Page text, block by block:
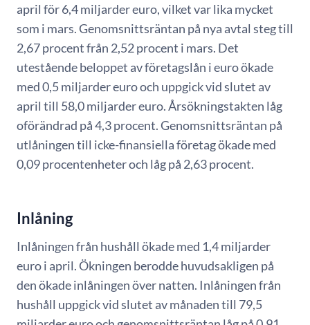
april för 6,4 miljarder euro, vilket var lika mycket
som i mars. Genomsnittsräntan på nya avtal steg till
2,67 procent från 2,52 procent i mars. Det
utestående beloppet av företagslån i euro ökade
med 0,5 miljarder euro och uppgick vid slutet av
april till 58,0 miljarder euro. Årsökningstakten låg
oförändrad på 4,3 procent. Genomsnittsräntan på
utlåningen till icke-finansiella företag ökade med
0,09 procentenheter och låg på 2,63 procent.
Inlåning
Inlåningen från hushåll ökade med 1,4 miljarder
euro i april. Ökningen berodde huvudsakligen på
den ökade inlåningen över natten. Inlåningen från
hushåll uppgick vid slutet av månaden till 79,5